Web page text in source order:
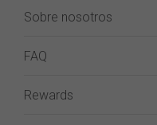
Sobre nosotros
FAQ
Rewards